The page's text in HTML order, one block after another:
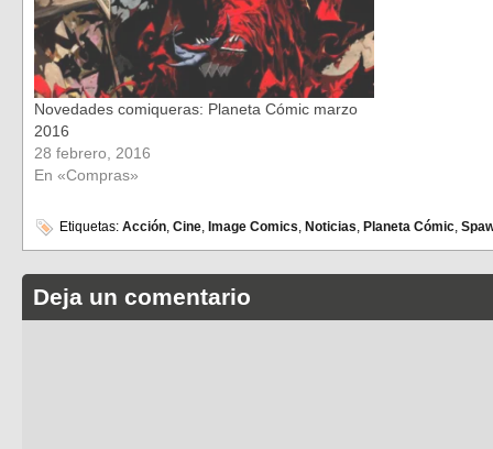
Novedades comiqueras: Planeta Cómic marzo
2016
28 febrero, 2016
En «Compras»
Etiquetas: Acción, Cine, Image Comics, Noticias, Planeta Cómic,
Deja un comentario